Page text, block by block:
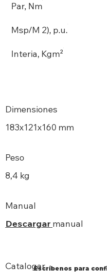
Par, Nm
Msp/M 2), p.u.
Interia, Kgm²
Dimensiones
183х121x160 mm
Peso
8,4 kg
Manual
Descargar manual
CatalogarEscríbenos para